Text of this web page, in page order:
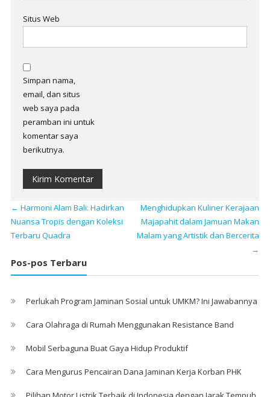
Situs Web
Simpan nama,
email, dan situs
web saya pada
peramban ini untuk
komentar saya
berikutnya.
← Harmoni Alam Bali: Hadirkan
Nuansa Tropis dengan Koleksi
Terbaru Quadra
Menghidupkan Kuliner Kerajaan
Majapahit dalam Jamuan Makan
Malam yang Artistik dan Bercerita
→
Pos-pos Terbaru
Perlukah Program Jaminan Sosial untuk UMKM? Ini Jawabannya
Cara Olahraga di Rumah Menggunakan Resistance Band
Mobil Serbaguna Buat Gaya Hidup Produktif
Cara Mengurus Pencairan Dana Jaminan Kerja Korban PHK